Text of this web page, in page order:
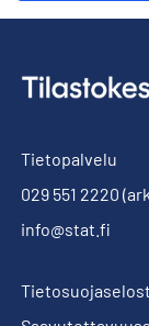
Tietopalvelu
029 551 2220
info@stat.fi